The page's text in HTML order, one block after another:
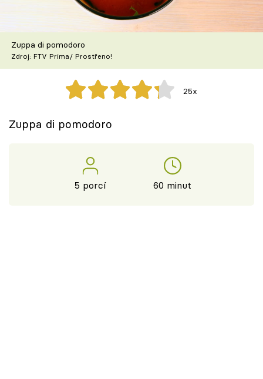
Škola vaření
Recepty z TV
Speciál: Cuketa
Těhotnej kuchař
Sledujte prima+
Zuppa di pomodoro
Zdroj: FTV Prima/ Prostřeno!
25x
Zuppa di pomodoro
5 porcí 60 minut